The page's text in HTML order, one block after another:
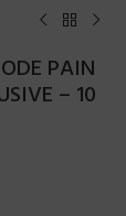
PAIN
– 10